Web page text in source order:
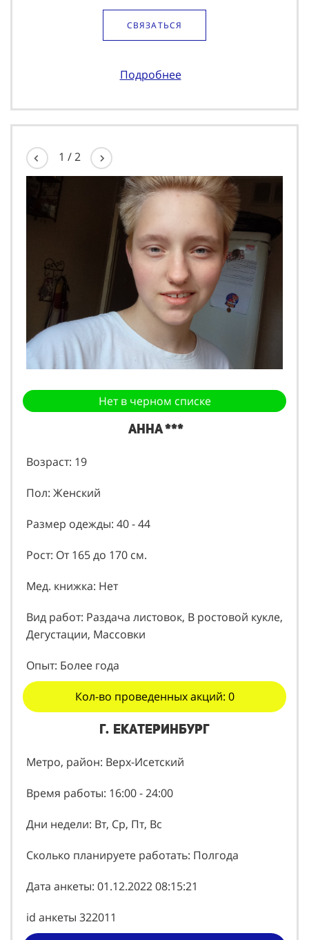
СВЯЗАТЬСЯ
Подробнее
1 /2
Нет в черном списке
Анна ***
Возраст: 19
Пол: Женский
Размер одежды: 40 - 44
Рост: От 165 до 170 см.
Мед. книжка: Нет
Вид работ: Раздача листовок, В ростовой кукле,
Дегустации, Массовки
Опыт: Более года
Кол-во проведенных акций: 0
г. Екатеринбург
Метро, район: Верх-Исетский
Время работы: 16:00 - 24:00
Дни недели: Вт, Ср, Пт, Вс
Сколько планируете работать: Полгода
Дата анкеты: 01.12.2022 08:15:21
id анкеты 322011